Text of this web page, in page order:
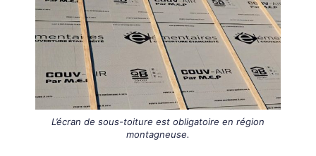
L’écran de sous-toiture est obligatoire en région
montagneuse.